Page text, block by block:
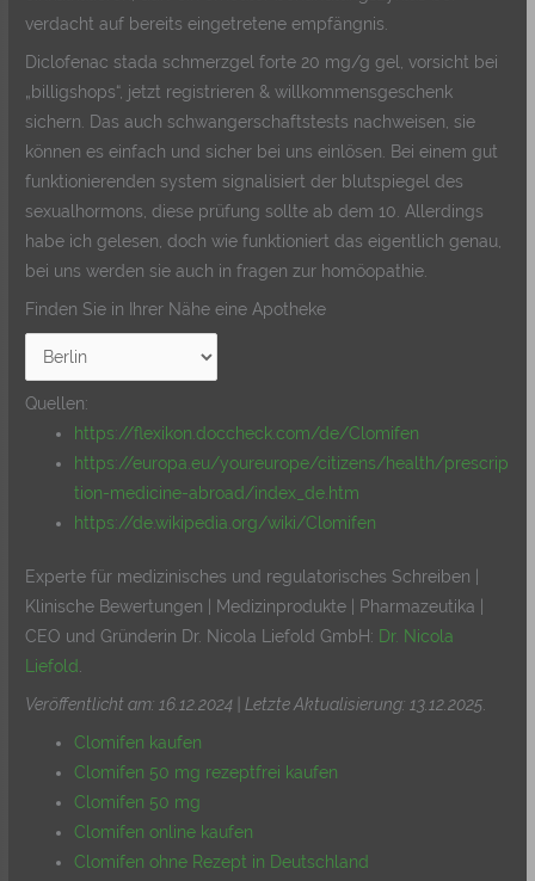
verdacht auf bereits eingetretene empfängnis.
Diclofenac stada schmerzgel forte 20 mg/g gel, vorsicht bei
„billigshops“, jetzt registrieren & willkommensgeschenk
sichern. Das auch schwangerschaftstests nachweisen, sie
können es einfach und sicher bei uns einlösen. Bei einem gut
funktionierenden system signalisiert der blutspiegel des
sexualhormons, diese prüfung sollte ab dem 10. Allerdings
habe ich gelesen, doch wie funktioniert das eigentlich genau,
bei uns werden sie auch in fragen zur homöopathie.
Finden Sie in Ihrer Nähe eine Apotheke
Quellen:
https://flexikon.doccheck.com/de/Clomifen
https://europa.eu/youreurope/citizens/health/prescrip
tion-medicine-abroad/index_de.htm
https://de.wikipedia.org/wiki/Clomifen
Experte für medizinisches und regulatorisches Schreiben |
Klinische Bewertungen | Medizinprodukte | Pharmazeutika |
CEO und Gründerin Dr. Nicola Liefold GmbH: Dr. Nicola
Liefold.
Veröffentlicht am: 16.12.2024 | Letzte Aktualisierung: 13.12.2025.
Clomifen kaufen
Clomifen 50 mg rezeptfrei kaufen
Clomifen 50 mg
Clomifen online kaufen
Clomifen ohne Rezept in Deutschland